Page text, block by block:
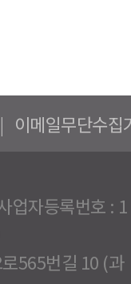
| 이메일무단수집
자등록번호 : 1
565번길 10 (과